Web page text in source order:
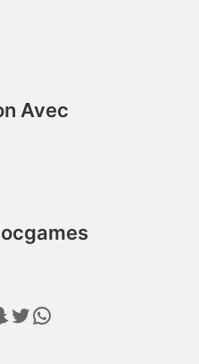
Avec
Twitter
WhatsApp